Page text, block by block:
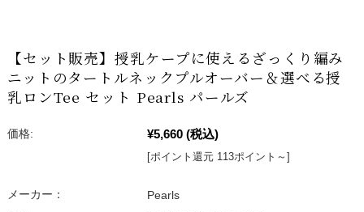
【セット販売】授乳ケープに使えるざっくり編み
ニットのタートルネックプルオーバー＆選べる授
乳ロンTee セット Pearls パールズ
価格: ¥5,660 (税込)
[ポイント還元 113ポイント～]
メーカー：
Pearls